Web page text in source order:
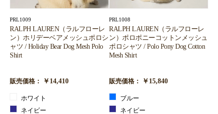
PRL1009
RALPH LAUREN（ラルフローレ
ン）ホリデーベアメッシュポロシ
ャツ / Holiday Bear Dog Mesh Polo
Shirt
販売価格： ￥14,410
ホワイト
ネイビー
PRL1008
RALPH LAUREN（ラルフローレ
ン）ポロポニーコットンメッシュ
ポロシャツ / Polo Pony Dog Cotton
Mesh Shirt
販売価格： ￥15,840
ブルー
ネイビー